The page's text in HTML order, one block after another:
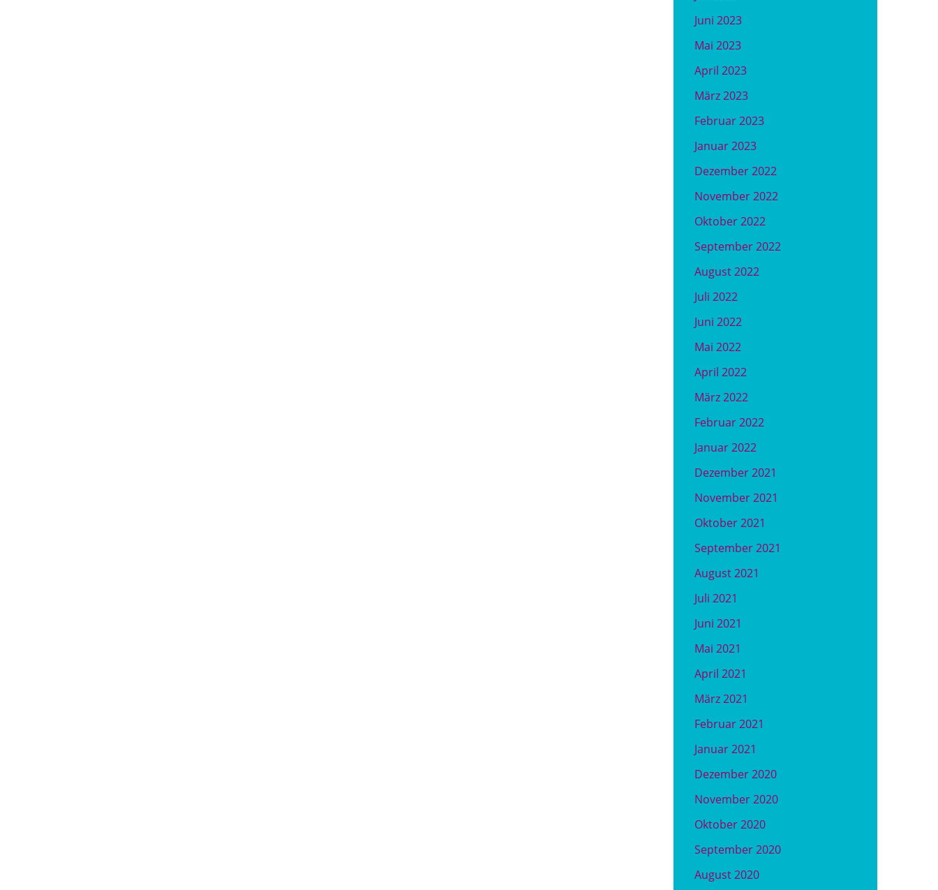
Juni 2023
Mai 2023
April 2023
März 2023
Februar 2023
Januar 2023
Dezember 2022
November 2022
Oktober 2022
September 2022
August 2022
Juli 2022
Juni 2022
Mai 2022
April 2022
März 2022
Februar 2022
Januar 2022
Dezember 2021
November 2021
Oktober 2021
September 2021
August 2021
Juli 2021
Juni 2021
Mai 2021
April 2021
März 2021
Februar 2021
Januar 2021
Dezember 2020
November 2020
Oktober 2020
September 2020
August 2020